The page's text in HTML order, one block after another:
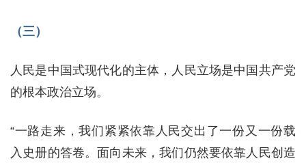
（三）
人民是中国式现代化的主体，人民立场是中国共产党
的根本政治立场。
“一路走来，我们紧紧依靠人民交出了一份又一份载
入史册的答卷。面向未来，我们仍然要依靠人民创造